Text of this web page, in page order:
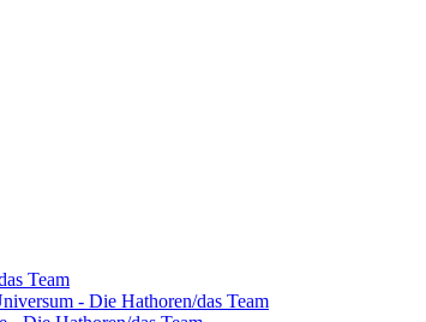
Team
- Die Hathoren/das Team